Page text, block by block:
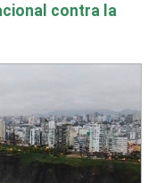
contra la